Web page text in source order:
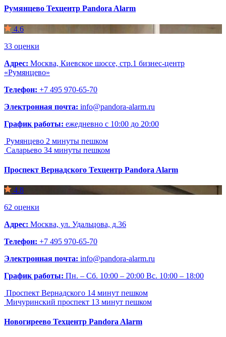
Румянцево Техцентр Pandora Alarm
4.6
33 оценки
Адрес: Москва, Киевское шоссе, стр.1 бизнес-центр
«Румянцево»
Телефон: +7 495 970-65-70
Электронная почта: info@pandora-alarm.ru
График работы: ежедневно с 10:00 до 20:00
Румянцево 2 минуты пешком
Саларьево 34 минуты пешком
Проспект Вернадского Техцентр Pandora Alarm
4.8
62 оценки
Адрес: Москва, ул. Удальцова, д.36
Телефон: +7 495 970-65-70
Электронная почта: info@pandora-alarm.ru
График работы: Пн. – Сб. 10:00 – 20:00 Вс. 10:00 – 18:00
Проспект Вернадского 14 минут пешком
Мичуринский проспект 13 минут пешком
Новогиреево Техцентр Pandora Alarm